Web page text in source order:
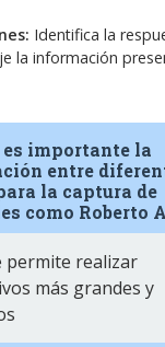
Identifica la
la información
es importante la
entre
la captura de
como Roberto
permite realizar
más grandes y